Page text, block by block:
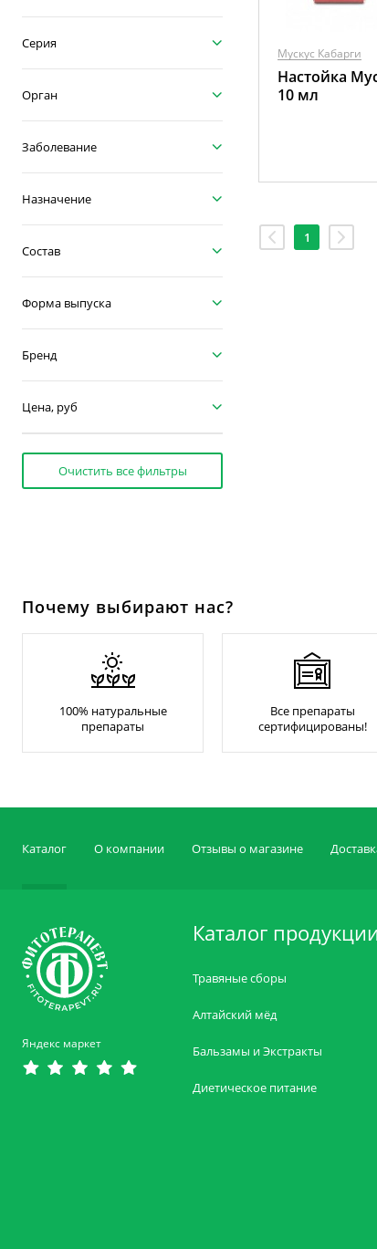
Серия
Орган
Заболевание
Назначение
Состав
Форма выпуска
Бренд
Цена, руб
Очистить все фильтры
Мускус Кабарги
Настойка
10 мл
1
Почему выбирают нас?
100% натуральные
препараты
Все препараты
сертифицированы!
Каталог О компании Отзывы о магазине
Яндекс маркет
Каталог продукции
Травяные сборы
Алтайский мёд
Бальзамы и Экстракты
Диетическое питание